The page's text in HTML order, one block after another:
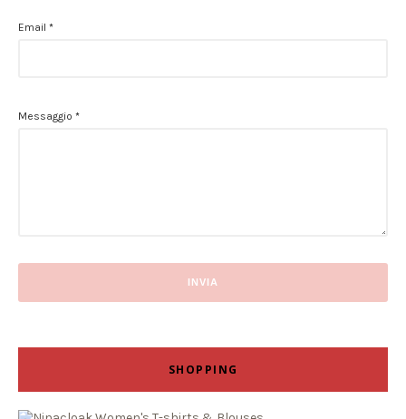
Email *
Messaggio *
SHOPPING